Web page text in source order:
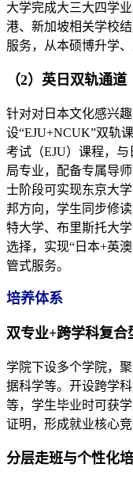
大学完成大三大四学
港、新加坡相关学校
服务，从本硕博升学
（2）英日双轨通道
针对对日本文化感兴
设“EJU+NCUK”双轨
考试（EJU）课程，
局专业，配备专属导
士阶段可实现东京大
邦方向，学生同步修
特大学、布里斯托大
选择，实现“日本+英
管式服务。
培养体系
双专业+跨学科复合
学院下设多个学院，
据科学等。开设跨学
等，学生毕业时可获
证明，形成就业核心竞
分层走班与个性化